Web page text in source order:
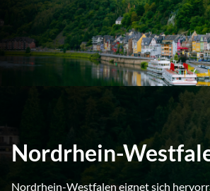
Nordrhein-
Nordrhein-Westfalen eignet sich